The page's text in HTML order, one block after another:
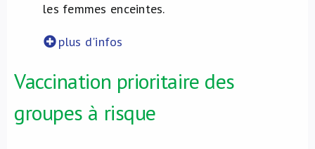
les femmes enceintes.
plus d'infos
Vaccination prioritaire des
groupes à risque